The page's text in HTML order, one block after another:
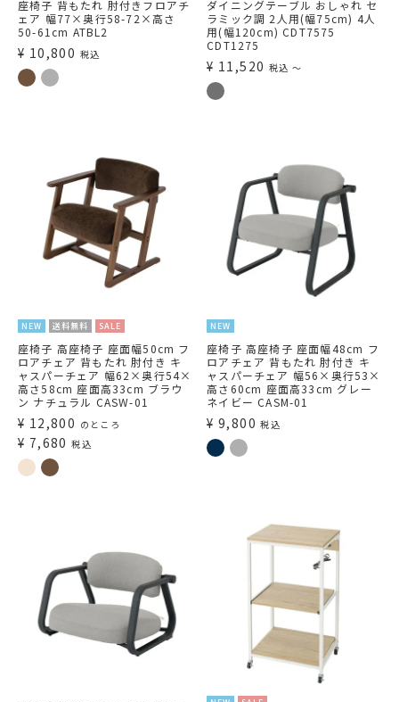
座椅子 背もたれ 肘付きフロアチ
ェア 幅77×奥行58-72×高さ
50-61cm ATBL2
¥ 10,800 税込
ダイニングテーブル おしゃれ セ
ラミック調 2人用(幅75cm) 4人
用(幅120cm) CDT7575
CDT1275
¥ 11,520 税込 〜
NEW 送料無料 SALE
座椅子 高座椅子 座面幅50cm フ
ロアチェア 背もたれ 肘付き キ
ャスパーチェア 幅62×奥行54×
高さ58cm 座面高33cm ブラウ
ン ナチュラル CASW-01
¥ 12,800 のところ
¥ 7,680 税込
NEW
座椅子 高座椅子 座面幅48cm フ
ロアチェア 背もたれ 肘付き キ
ャスパーチェア 幅56×奥行53×
高さ60cm 座面高33cm グレー
ネイビー CASM-01
¥ 9,800 税込